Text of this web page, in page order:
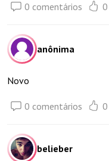
0 comentários 0
anônima
Novo
0 comentários 0
belieber